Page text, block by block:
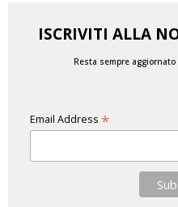
ISCRIVITI ALLA
Resta sempre
Email Address *